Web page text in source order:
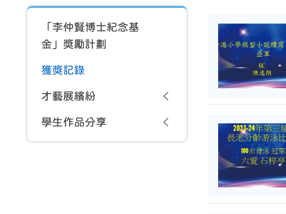
「李仲賢博士紀念基
金」獎勵計劃
獲獎記錄
才藝展繽紛
學生作品分享